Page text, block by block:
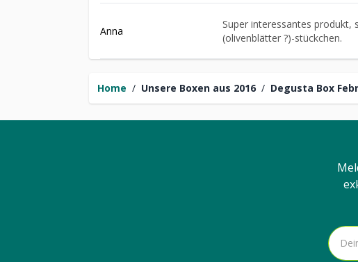
Home / Unsere Boxen aus 2016 / Degusta Box
Anna
Super interessantes produkt,
(olivenblätter ?)-stückchen.